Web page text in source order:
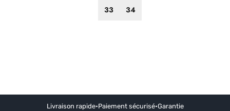
33 34
Livraison rapide•Paiement sécurisé•Garantie